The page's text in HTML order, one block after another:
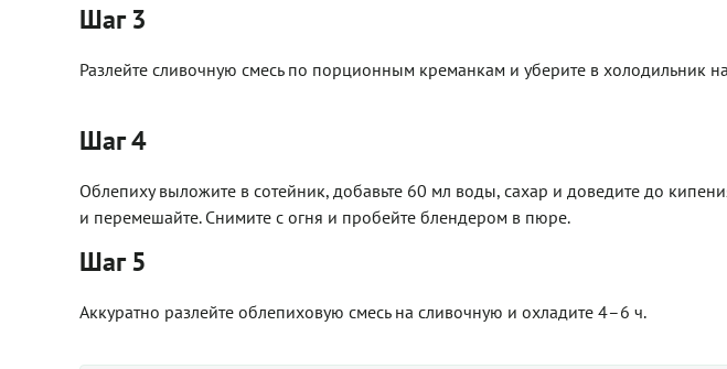
Шаг 3
Разлейте сливочную смесь по порционным креманкам и уберите в холодильник
Шаг 4
Облепиху выложите в сотейник, добавьте 60 мл воды, сахар и доведите до
и перемешайте. Снимите с огня и пробейте блендером в пюре.
Шаг 5
Аккуратно разлейте облепиховую смесь на сливочную и охладите 4–6 ч.